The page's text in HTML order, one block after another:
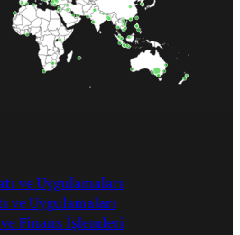
ve Uygulamaları
ve Uygulamaları
Finans İşlemleri